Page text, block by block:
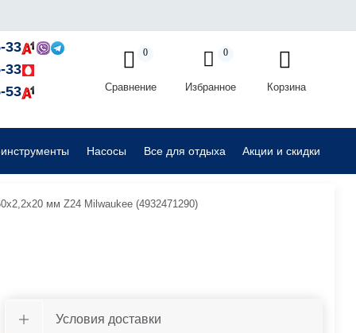
33
33
53
0
Сравнение
0
Избранное Корзина
Комплектующие для садовой техники
Насосы Все для отдыха Акции и скидки
мм Z24 Milwaukee (4932471290)
Условия доставки